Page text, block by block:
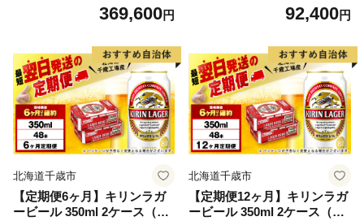
369,600円 92,400円
北海道千歳市
【定期便6ヶ月】キリンラガ
ービール 350ml 2ケース（48
北海道千歳市
【定期便12ヶ月】キリンラガ
ービール 350ml 2ケース（48